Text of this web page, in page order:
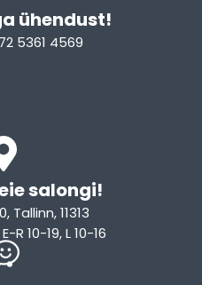
ühendust!​
5361 4569
salongi!
Tallinn, 11313
10-19, L 10-16